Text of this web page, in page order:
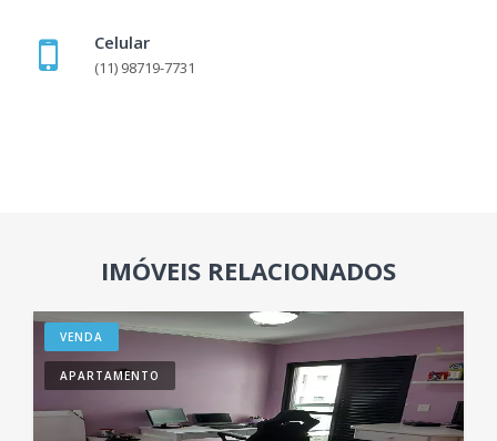
Celular
(11) 98719-7731
IMÓVEIS RELACIONADOS
VENDA
APARTAMENTO